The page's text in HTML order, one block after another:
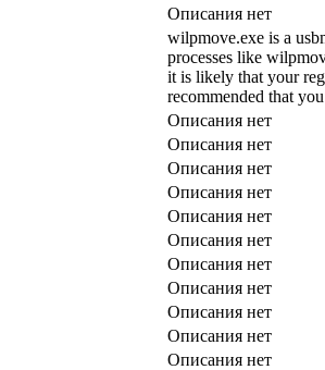
Описания нет
wilpmove.exe is a
processes like
it is likely that your
recommended that
Описания нет
Описания нет
Описания нет
Описания нет
Описания нет
Описания нет
Описания нет
Описания нет
Описания нет
Описания нет
Описания нет